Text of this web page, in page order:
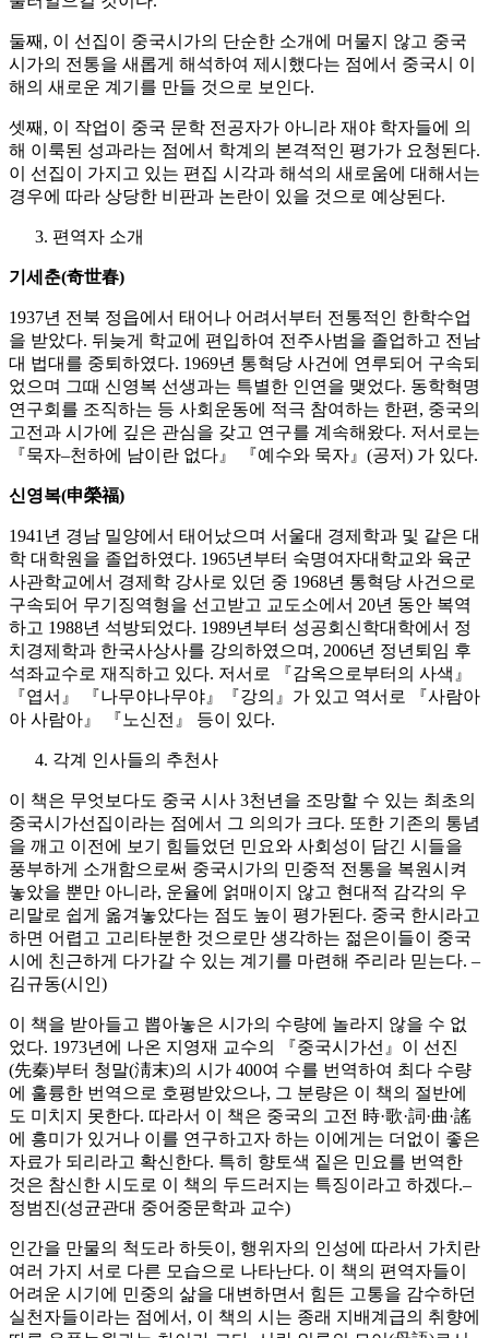
둘째, 이 선집이 중국시가의 단순한 소개에 머물지 않고 중국
시가의 전통을 새롭게 해석하여 제시했다는 점에서 중국시 이
해의 새로운 계기를 만들 것으로 보인다.
셋째, 이 작업이 중국 문학 전공자가 아니라 재야 학자들에 의
해 이룩된 성과라는 점에서 학계의 본격적인 평가가 요청된다.
이 선집이 가지고 있는 편집 시각과 해석의 새로움에 대해서는
경우에 따라 상당한 비판과 논란이 있을 것으로 예상된다.
편역자 소개
기세춘(奇世春)
1937년 전북 정읍에서 태어나 어려서부터 전통적인 한학수업
을 받았다. 뒤늦게 학교에 편입하여 전주사범을 졸업하고 전남
대 법대를 중퇴하였다. 1969년 통혁당 사건에 연루되어 구속되
었으며 그때 신영복 선생과는 특별한 인연을 맺었다. 동학혁명
연구회를 조직하는 등 사회운동에 적극 참여하는 한편, 중국의
고전과 시가에 깊은 관심을 갖고 연구를 계속해왔다. 저서로는
『묵자–천하에 남이란 없다』 『예수와 묵자』(공저) 가 있다.
신영복(申榮福)
1941년 경남 밀양에서 태어났으며 서울대 경제학과 및 같은 대
학 대학원을 졸업하였다. 1965년부터 숙명여자대학교와 육군
사관학교에서 경제학 강사로 있던 중 1968년 통혁당 사건으로
구속되어 무기징역형을 선고받고 교도소에서 20년 동안 복역
하고 1988년 석방되었다. 1989년부터 성공회신학대학에서 정
치경제학과 한국사상사를 강의하였으며, 2006년 정년퇴임 후
석좌교수로 재직하고 있다. 저서로 『감옥으로부터의 사색』
『엽서』 『나무야나무야』『강의』가 있고 역서로 『사람아
아 사람아』 『노신전』 등이 있다.
각계 인사들의 추천사
이 책은 무엇보다도 중국 시사 3천년을 조망할 수 있는 최초의
중국시가선집이라는 점에서 그 의의가 크다. 또한 기존의 통념
을 깨고 이전에 보기 힘들었던 민요와 사회성이 담긴 시들을
풍부하게 소개함으로써 중국시가의 민중적 전통을 복원시켜
놓았을 뿐만 아니라, 운율에 얽매이지 않고 현대적 감각의 우
리말로 쉽게 옮겨놓았다는 점도 높이 평가된다. 중국 한시라고
하면 어렵고 고리타분한 것으로만 생각하는 젊은이들이 중국
시에 친근하게 다가갈 수 있는 계기를 마련해 주리라 믿는다. –
김규동(시인)
이 책을 받아들고 뽑아놓은 시가의 수량에 놀라지 않을 수 없
었다. 1973년에 나온 지영재 교수의 『중국시가선』이 선진
(先秦)부터 청말(淸末)의 시가 400여 수를 번역하여 최다 수량
에 훌륭한 번역으로 호평받았으나, 그 분량은 이 책의 절반에
도 미치지 못한다. 따라서 이 책은 중국의 고전 時·歌·詞·曲·謠
에 흥미가 있거나 이를 연구하고자 하는 이에게는 더없이 좋은
자료가 되리라고 확신한다. 특히 향토색 짙은 민요를 번역한
것은 참신한 시도로 이 책의 두드러지는 특징이라고 하겠다.–
정범진(성균관대 중어중문학과 교수)
인간을 만물의 척도라 하듯이, 행위자의 인성에 따라서 가치란
여러 가지 서로 다른 모습으로 나타난다. 이 책의 편역자들이
어려운 시기에 민중의 삶을 대변하면서 힘든 고통을 감수하던
실천자들이라는 점에서, 이 책의 시는 종래 지배계급의 취향에